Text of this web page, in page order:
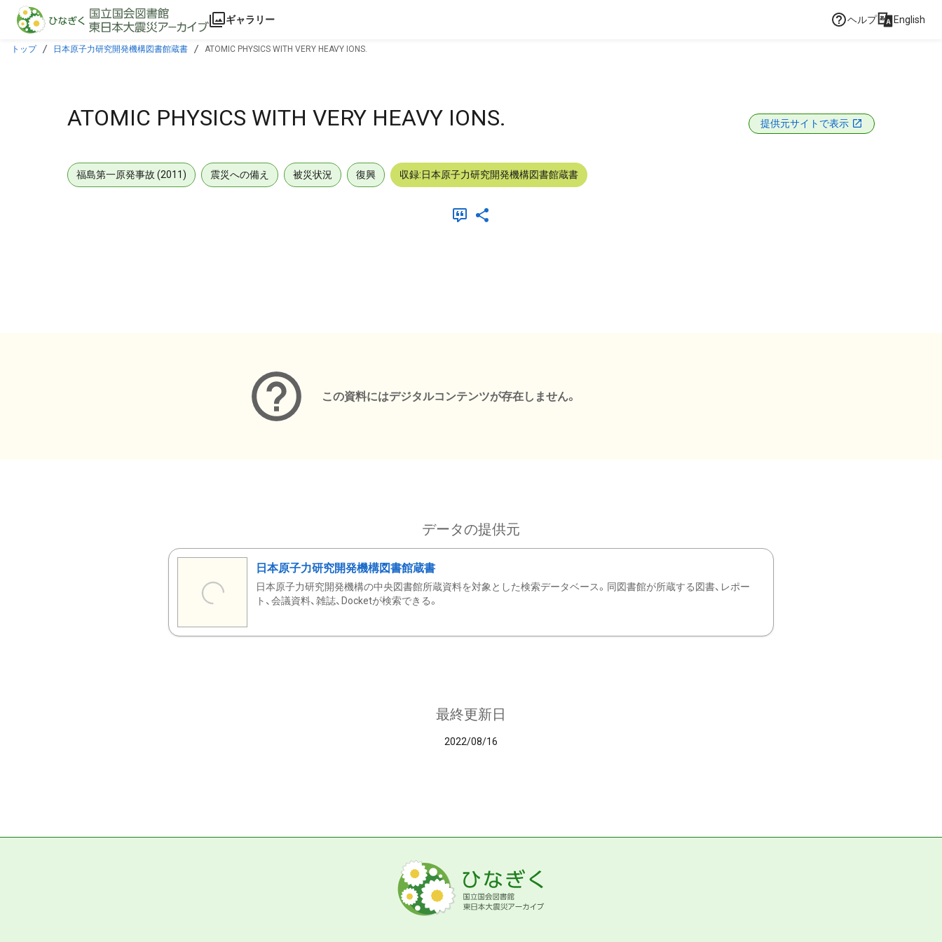
本文に飛ぶ
ギャラリー ヘルプ English
トップ 日本原子力研究開発機構図書館蔵書 ATOMIC PHYSICS WITH VERY HEAVY IONS.
ATOMIC PHYSICS WITH VERY HEAVY IONS. 提供元サイトで表示
福島第一原発事故 (2011) 震災への備え 被災状況 復興 収録:日本原子力研究開発機構図書館蔵書
この資料にはデジタルコンテンツが存在しません。
データの提供元
日本原子力研究開発機構図書館蔵書
日本原子力研究開発機構の中央図書館所蔵資料を対象とした検索データベース。同図書館が所蔵する図書、レポー
ト、会議資料、雑誌、Docketが検索できる。
最終更新日
2022/08/16